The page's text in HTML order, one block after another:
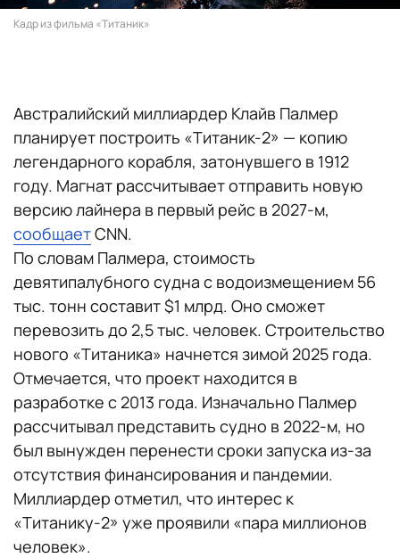
Кадр из фильма «Титаник»
Австралийский миллиардер Клайв Палмер
планирует построить «Титаник-2» — копию
легендарного корабля, затонувшего в 1912
году. Магнат рассчитывает отправить новую
версию лайнера в первый рейс в 2027-м,
сообщаетCNN.
По словам Палмера, стоимость
девятипалубного судна с водоизмещением 56
тыс. тонн составит $1 млрд. Оно сможет
перевозить до 2,5 тыс. человек. Строительство
нового «Титаника» начнется зимой 2025 года.
Отмечается, что проект находится в
разработке с 2013 года. Изначально Палмер
рассчитывал представить судно в 2022-м, но
был вынужден перенести сроки запуска из-за
отсутствия финансирования и пандемии.
Миллиардер отметил, что интерес к
«Титанику-2» уже проявили «пара миллионов
человек».